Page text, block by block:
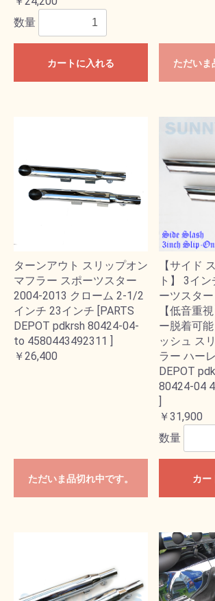
数量
カートに入れる ただいま
ターンアウト スリップオン
マフラー スポーツスター
2004-2013 クローム 2-1/2
インチ 23インチ [PARTS
DEPOT pdkrsh 80424-04-
to 4580443492311 ]
￥26,400
ただいま品切れ中です。
【サイド
ト】 3イ
ーツスタ
【低音重
ー脱着可
ッシュ ス
ラー ハー
DEPOT
80424-04
]
￥31,900
数量
カー